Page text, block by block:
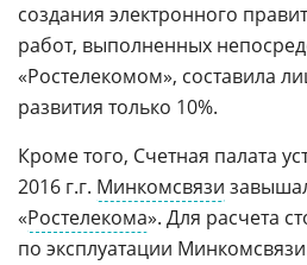
создания электронного
работ, выполненных
«Ростелекомом», составила
развития только 10%.
Кроме того, Счетная палата
2016 г.г. Минкомсвязи
«Ростелекома». Для расчета
по эксплуатации